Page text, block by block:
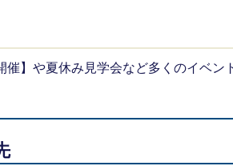
】や夏休み見学会など多くのイベン